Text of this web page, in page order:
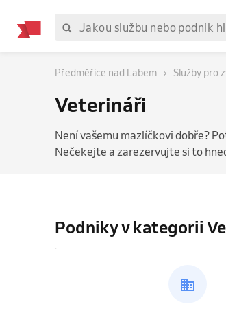
Předměřice nad Labem Služby pro
Veterináři
Není vašemu mazlíčkovi dobře?
Nečekejte a zarezervujte si to
Podniky v kategorii